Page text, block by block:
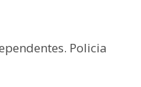
Policia